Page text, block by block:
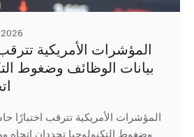
المؤشرات الأمريكية
بيانات الوظائف وضغوط
المؤشرات الأمريكية تترقب اختبارًا